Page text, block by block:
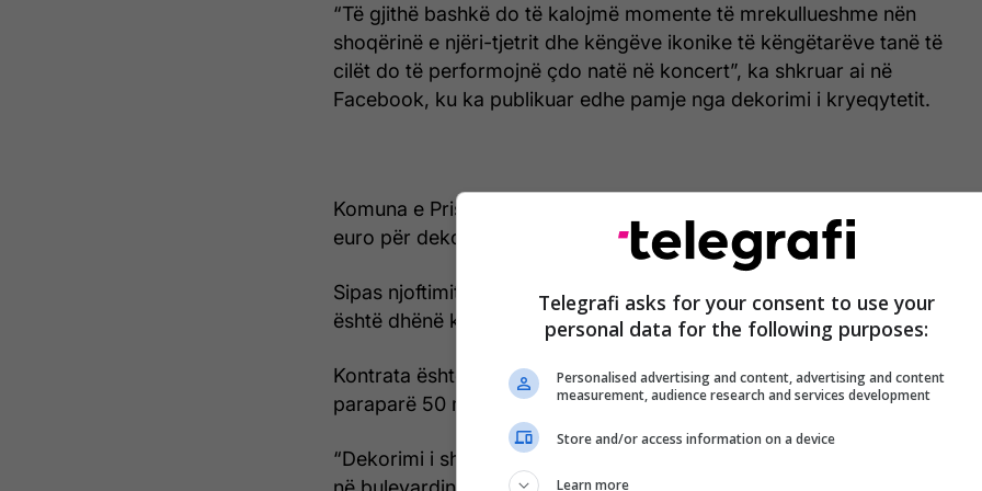
“Të gjithë bashkë do të kalojmë momente të mrekullueshme nën
shoqërinë e njëri-tjetrit dhe këngëve ikonike të këngëtarëve tanë të
cilët do të performojnë çdo natë në koncert”, ka shkruar ai në
Facebook, ku ka publikuar edhe pamje nga dekorimi i kryeqytetit.
Komuna e Prishtinës ka nënshkruar kontratë me vlerë 35 mijë e 400
euro për dekorimin e kryeqytetit për festat e fundvitit.
Sipas njoftimit të publikuar në e-Prokurimi, dekorimi i këtij vitit i
është dhënë kompanisë “Finesë Design SH.P.K”,
Kontrata është nënshkruar më 6 nëntor, derisa për këtë tender ishin
paraparë 50 mijë euro.
“Dekorimi i shtëpizave të Tregut Dimëror të Komunës së Prishtinës
Telegrafi asks for your consent to use your
personal data for the following purposes:
Personalised advertising and content, advertising and content
measurement, audience research and services development
Store and/or access information on a device
Learn more